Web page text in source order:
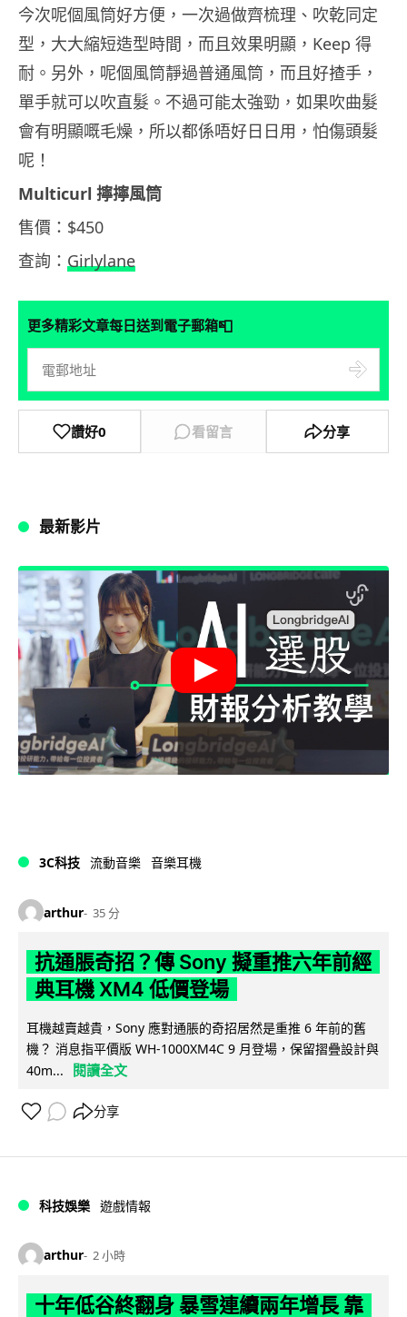
今次呢個風筒好方便，一次過做齊梳理、吹乾同定
型，大大縮短造型時間，而且效果明顯，Keep 得
耐。另外，呢個風筒靜過普通風筒，而且好揸手，
單手就可以吹直髮。不過可能太強勁，如果吹曲髮
會有明顯嘅毛燥，所以都係唔好日日用，怕傷頭髮
呢！
Multicurl 擰擰風筒
售價：$450
查詢： Girlylane
更多精彩文章每日送到電子郵箱📮
讚好0 看留言 分享
最新影片
3C科技 流動音樂 音樂耳機
arthur 35 分
抗通脹奇招？傳 Sony 擬重推六年前經
典耳機 XM4 低價登場
耳機越賣越貴，Sony 應對通脹的奇招居然是重推 6 年前的舊
機？ 消息指平價版 WH-1000XM4C 9 月登場，保留摺疊設計與
40m...
閱讀全文
分享
科技娛樂 遊戲情報
arthur 2 小時
十年低谷終翻身 暴雪連續兩年增長 靠